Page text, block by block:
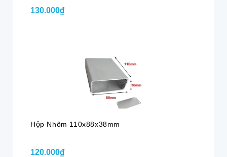
130.000₫
Hộp Nhôm 110x88x38mm
120.000₫